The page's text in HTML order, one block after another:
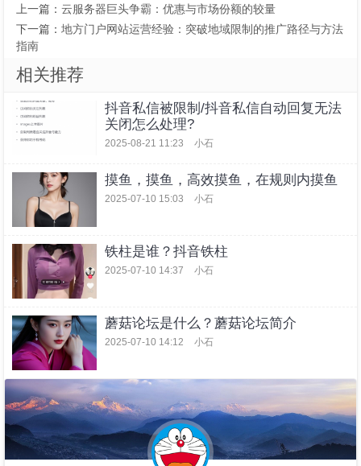
上一篇： 云服务器巨头争霸：优惠与市场份额的较量
下一篇： 地方门户网站运营经验：突破地域限制的推广路径与方法
指南
相关推荐
抖音私信被限制/抖音私信自动回复无法
关闭怎么处理?
2025-08-21 11:23 小石
摸鱼，摸鱼，高效摸鱼，在规则内摸鱼
2025-07-10 15:03 小石
铁柱是谁？抖音铁柱
2025-07-10 14:37 小石
蘑菇论坛是什么？蘑菇论坛简介
2025-07-10 14:12 小石